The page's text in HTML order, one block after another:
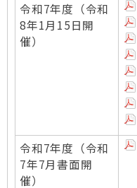
令和7年度（令和
8年1月15日開
催）
令和7年度（令和
7年7月書面開
催）